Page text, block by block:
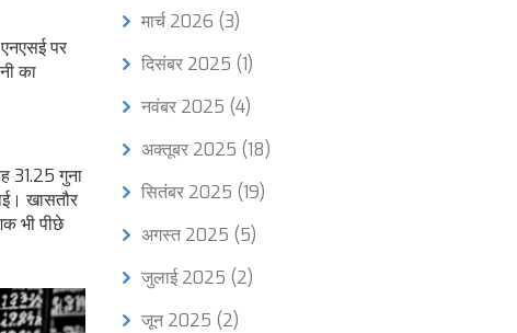
पर
का
31.25 गुना
खासतौर
भी पीछे
मार्च 2026 (3)
दिसंबर 2025 (1)
नवंबर 2025 (4)
अक्तूबर 2025 (18)
सितंबर 2025 (19)
अगस्त 2025 (5)
जुलाई 2025 (2)
जून 2025 (2)